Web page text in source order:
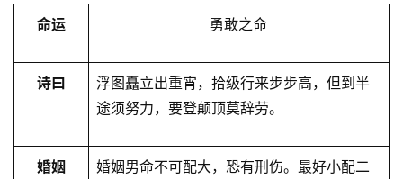
命运 勇敢之命
诗曰
浮图矗立出重宵，拾级行来步步高，但到半
途须努力，要登颠顶莫辞劳。
婚姻
婚姻男命不可配大，恐有刑伤。最好小配二